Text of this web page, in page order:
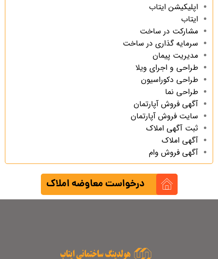
اپلیکیشن ایتاب
ایتاب
مشارکت در ساخت
سرمایه گذاری در ساخت
مدیریت پیمان
طراحی و اجرای ویلا
طراحی دکوراسیون
طراحی نما
آگهی فروش آپارتمان
سایت فروش آپارتمان
ثبت آگهی املاک
آگهی املاک
آگهی فروش وام
درخواست معاوضه املاک